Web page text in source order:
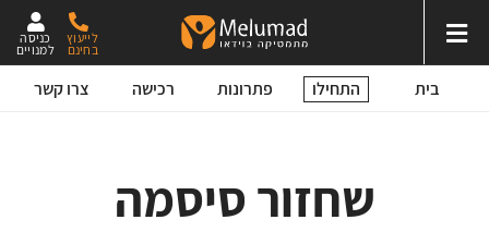
כניסה
למנויים
לייעוץ
בחינם
בית התחילו פתרונות רכישה צרו קשר
שחזור סיסמה